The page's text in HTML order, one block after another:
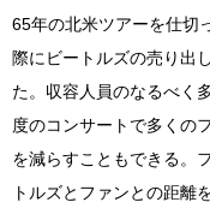
65年の北米ツアーを仕切
際にビートルズの売り出
た。収容人員のなるべく
度のコンサートで多くの
を減らすこともできる。
トルズとファンとの距離